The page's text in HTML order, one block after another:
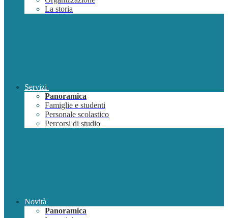
La storia
Servizi
Panoramica
Famiglie e studenti
Personale scolastico
Percorsi di studio
Novità
Panoramica